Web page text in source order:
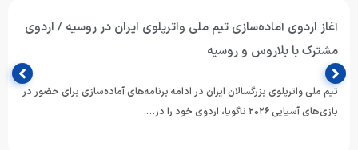
آغاز اردوی آماده‌سازی تیم ملی واترپلوی ایران در روسیه / اردوی
مشترک با بلاروس و روسیه
تیم ملی واترپلوی بزرگسالان ایران در ادامه برنامه‌های آماده‌سازی برای حضور در
بازی‌های آسیایی ۲۰۲۶ ناگویا، اردوی خود را در…